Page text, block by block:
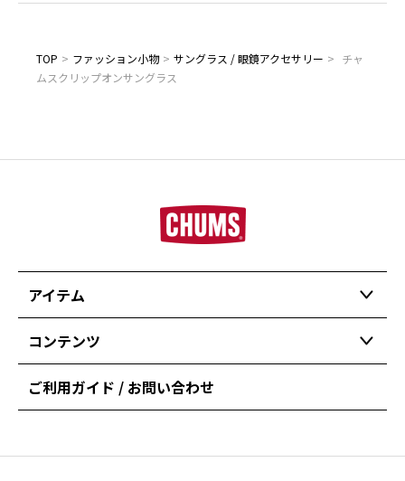
TOP > ファッション小物 > サングラス / 眼鏡アクセサリー > チャ
ムスクリップオンサングラス
アイテム
コンテンツ
ご利用ガイド / お問い合わせ